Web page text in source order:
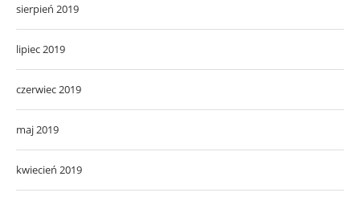
sierpień 2019
lipiec 2019
czerwiec 2019
maj 2019
kwiecień 2019